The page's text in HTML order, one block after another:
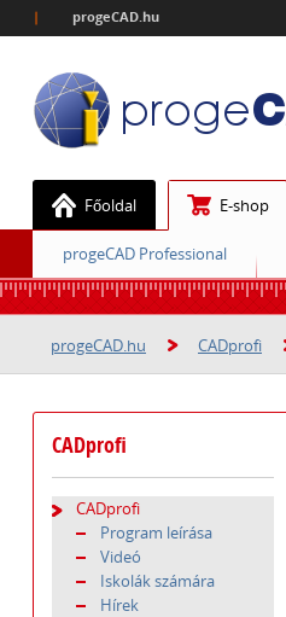
| progeCAD.hu
Főoldal E-shop
progeCAD Professional
progeCAD.hu CADprofi
CADprofi
CADprofi
Program leírása
Videó
Iskolák számára
Hírek